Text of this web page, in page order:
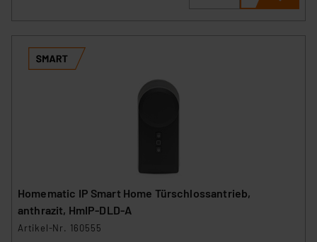
Homematic IP Smart Home Türschlossantrieb,
anthrazit, HmIP-DLD-A
Artikel-Nr. 160555